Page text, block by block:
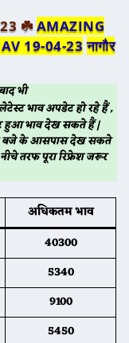
☘️AMAZING
19-04-23 नागौर
भी
भाव अपडेट हो रहे हैं ,
हुआ भाव देख सकते हैं |
बजे के आसपास देख सकते
तरफ पूरा रिफ्रेश जरूर
अधिकतम भाव
40300
5340
9100
5450